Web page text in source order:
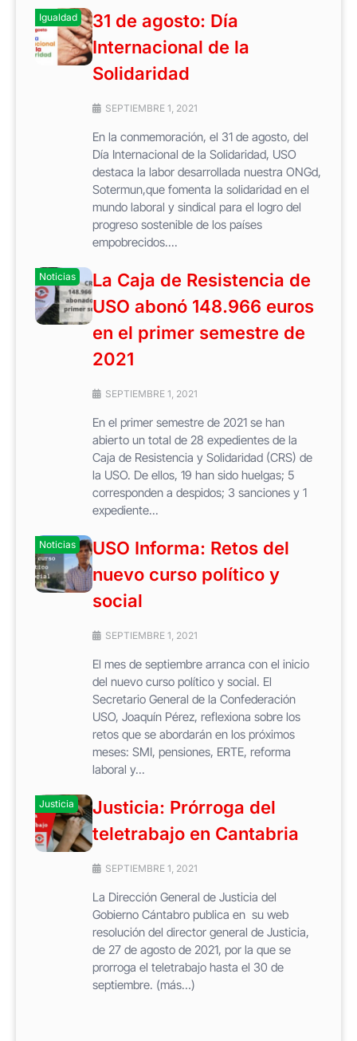
Igualdad
31 de agosto: Día
Internacional de la
Solidaridad
SEPTIEMBRE 1, 2021
En la conmemoración, el 31 de agosto, del
Día Internacional de la Solidaridad, USO
destaca la labor desarrollada nuestra ONGd,
Sotermun,que fomenta la solidaridad en el
mundo laboral y sindical para el logro del
progreso sostenible de los países
empobrecidos....
Noticias
La Caja de Resistencia de
USO abonó 148.966 euros
en el primer semestre de
2021
SEPTIEMBRE 1, 2021
En el primer semestre de 2021 se han
abierto un total de 28 expedientes de la
Caja de Resistencia y Solidaridad (CRS) de
la USO. De ellos, 19 han sido huelgas; 5
corresponden a despidos; 3 sanciones y 1
expediente...
Noticias
USO Informa: Retos del
nuevo curso político y
social
SEPTIEMBRE 1, 2021
El mes de septiembre arranca con el inicio
del nuevo curso político y social. El
Secretario General de la Confederación
USO, Joaquín Pérez, reflexiona sobre los
retos que se abordarán en los próximos
meses: SMI, pensiones, ERTE, reforma
laboral y...
Justicia
Justicia: Prórroga del
teletrabajo en Cantabria
SEPTIEMBRE 1, 2021
La Dirección General de Justicia del
Gobierno Cántabro publica en su web
resolución del director general de Justicia,
de 27 de agosto de 2021, por la que se
prorroga el teletrabajo hasta el 30 de
septiembre. (más…)